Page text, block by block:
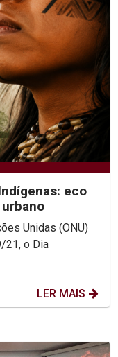
eco
Unidas (ONU)
21, o Dia
LER MAIS